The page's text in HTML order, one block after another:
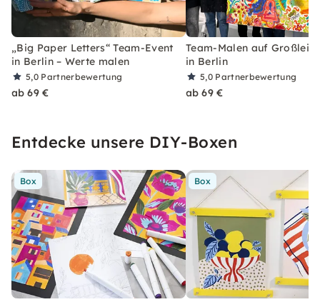
„Big Paper Letters“ Team-Event
in Berlin – Werte malen
5,0 Partnerbewertung
ab 69 €
Team-Malen auf
in Berlin
5,0 Partnerbewertung
ab 69 €
Entdecke unsere DIY-Boxen
Box Box